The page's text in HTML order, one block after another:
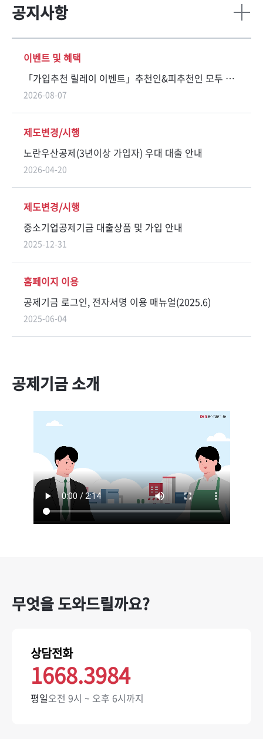
공지사항
더
기
이벤트 및 혜택
「가입추천 릴레이 이벤트」추천인&피추천인 모두 Npay 상품권(5만원) 증정!
2026-08-07
제도변경/시행
노란우산공제(3년이상 가입자) 우대 대출 안내
2026-04-20
제도변경/시행
중소기업공제기금 대출상품 및 가입 안내
2025-12-31
홈페이지 이용
공제기금 로그인, 전자서명 이용 매뉴얼(2025.6)
2025-06-04
공제기금 소개
무엇을 도와드릴까요?
상담전화
1668.3984
평일오전 9시 ~ 오후 6시까지